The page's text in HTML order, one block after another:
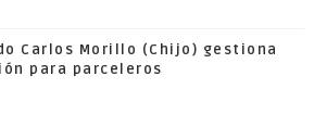
Carlos Morillo (Chijo) gestiona
para parceleros